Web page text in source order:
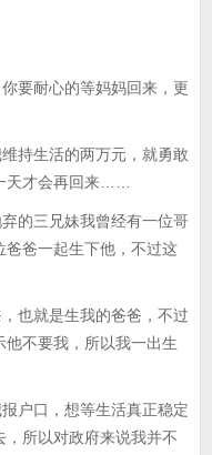
要耐心的等妈妈回来，更
持生活的两万元，就勇敢
天才会再回来……
的三兄妹我曾经有一位哥
爸一起生下他，不过这
也就是生我的爸爸，不过
不要我，所以我一出生
户口，想等生活真正稳定
所以对政府来说我并不